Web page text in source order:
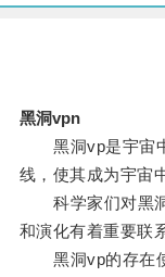
黑洞vpn
黑洞vp是宇宙中
线，使其成为宇宙
科学家们对黑洞
和演化有着重要联
黑洞vp的存在使